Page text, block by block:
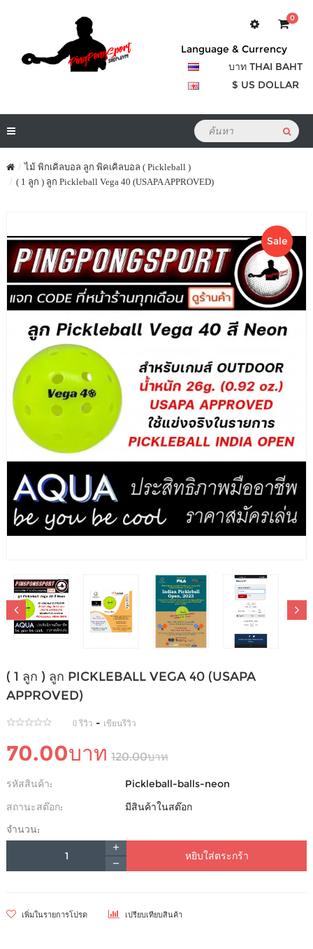
0
Language & Currency
บาท THAI BAHT
$ US DOLLAR
ไม้ พิกเคิลบอล ลูก พิคเคิลบอล ( Pickleball )
( 1 ลูก ) ลูก Pickleball Vega 40 (USAPA APPROVED)
Sale
( 1 ลูก ) ลูก PICKLEBALL VEGA 40 (USAPA
APPROVED)
0 รีวิว - เขียนรีวิว
70.00บาท 120.00บาท
รหัสสินค้า:
Pickleball-balls-neon
สถานะสต๊อก:
มีสินค้าในสต๊อก
จำนวน:
หยิบใส่ตระกร้า
เพิ่มในรายการโปรด เปรียบเทียบสินค้า